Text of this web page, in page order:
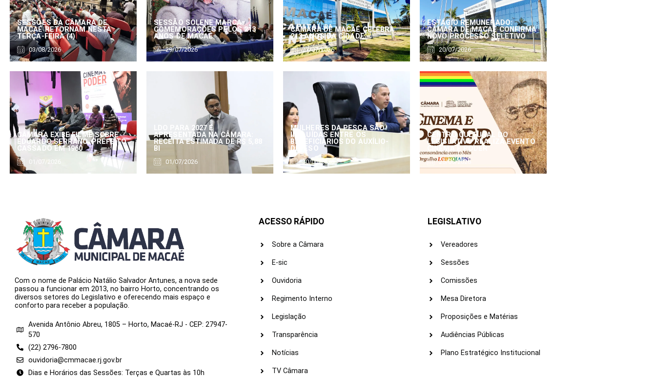
SESSÕES DA CÂMARA DE
MACAÉ RETORNAM NESTA
TERÇA-FEIRA (4)
03/08/2026
SESSÃO SOLENE MARCA
COMEMORAÇÕES PELOS 213
ANOS DE MACAÉ
29/07/2026
CÂMARA DE MACAÉ CELEBRA
213 ANOS DA CIDADE
27/07/2026
ESTÁGIO REMUNERADO:
CÂMARA DE MACAÉ CONFIRMA
NOVO PROCESSO SELETIVO
20/07/2026
CÂMARA EXIBE FILME SOBRE
EDUARDO SERRANO, PREFEITO
CASSADO EM 1960
01/07/2026
LDO PARA 2027 É
APRESENTADA NA CÂMARA:
RECEITA ESTIMADA DE R$ 5,88
BI
01/07/2026
MULHERES DA PESCA SÃO
INCLUÍDAS ENTRE OS
BENEFICIÁRIOS DO AUXÍLIO-
DEFESO
30/06/2026
CENTRO CULTURAL DO
LEGISLATIVO REALIZA EVENTO
CINEMA E PODER
25/06/2026
Com o nome de Palácio Natálio Salvador Antunes, a nova sede
passou a funcionar em 2013, no bairro Horto, concentrando os
diversos setores do Legislativo e oferecendo mais espaço e
conforto para receber a população.
Avenida Antônio Abreu, 1805 – Horto, Macaé-RJ - CEP: 27947-
570
(22) 2796-7800
ouvidoria@cmmacae.rj.gov.br
Dias e Horários das Sessões: Terças e Quartas às 10h
ACESSO RÁPIDO
Sobre a Câmara
E-sic
Ouvidoria
Regimento Interno
Legislação
Transparência
Notícias
TV Câmara
LEGISLATIVO
Vereadores
Sessões
Comissões
Mesa Diretora
Proposições e Matérias
Audiências Públicas
Plano Estratégico Institucional